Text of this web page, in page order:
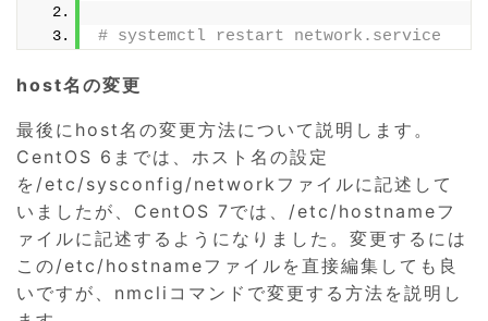
# systemctl restart network.service
host名の変更
最後にhost名の変更方法について説明します。
CentOS 6までは、ホスト名の設定
を/etc/sysconfig/networkファイルに記述して
いましたが、CentOS 7では、/etc/hostnameフ
ァイルに記述するようになりました。変更するには
この/etc/hostnameファイルを直接編集しても良
いですが、nmcliコマンドで変更する方法を説明し